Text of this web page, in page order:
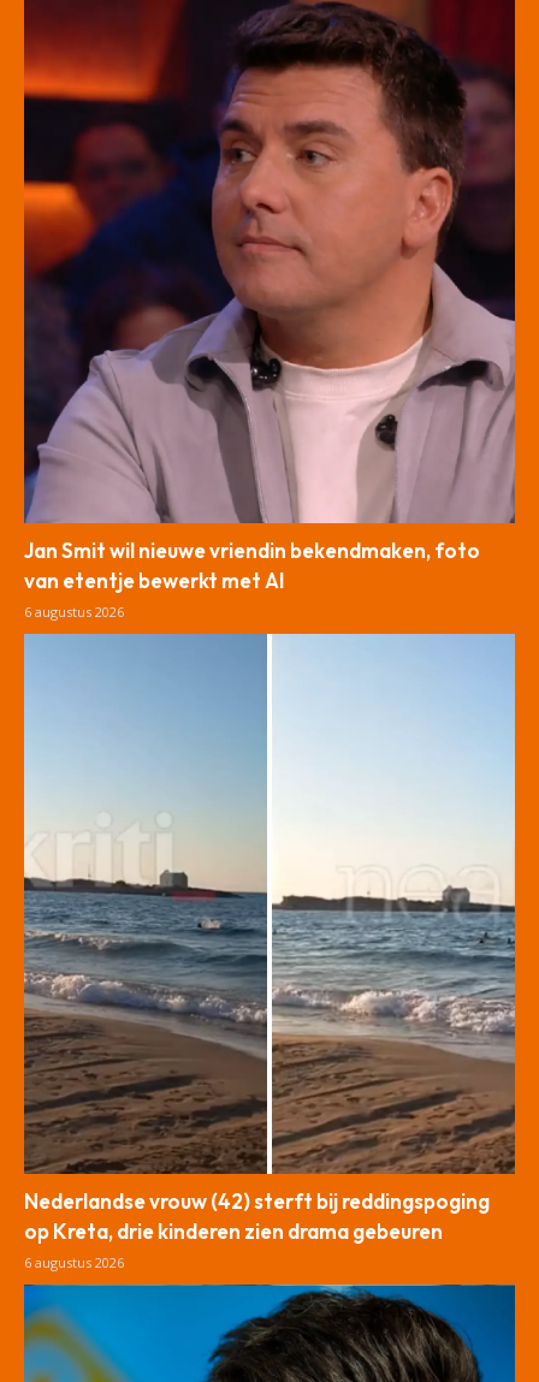
Jan Smit wil nieuwe vriendin bekendmaken, foto
van etentje bewerkt met AI
6 augustus 2026
Nederlandse vrouw (42) sterft bij reddingspoging
op Kreta, drie kinderen zien drama gebeuren
6 augustus 2026